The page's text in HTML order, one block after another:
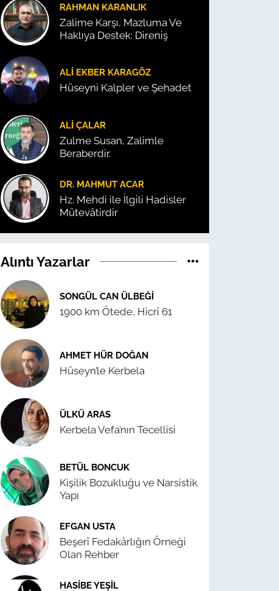
RAHMAN KARANLIK
Zalime Karşı, Mazluma Ve
Haklıya Destek: Direniş
ALI EKBER KARAGÖZ
Hüseyni Kalpler ve Şehadet
ALI ÇALAR
Zulme Susan, Zalimle
Beraberdir.
DR. MAHMUT ACAR
Hz. Mehdi ile İlgili Hadisler
Mütevâtirdir
Alıntı Yazarlar
SONGÜL CAN ÜLBEĞI
1900 km Ötede, Hicrî 61
AHMET HÜR DOĞAN
Hüseyn’le Kerbela
ÜLKÜ ARAS
Kerbela Vefa’nın Tecellisi
BETÜL BONCUK
Kişilik Bozukluğu ve Narsistik
Yapı
EFGAN USTA
Beşerî Fedakârlığın Örneği
Olan Rehber
HASIBE YEŞIL